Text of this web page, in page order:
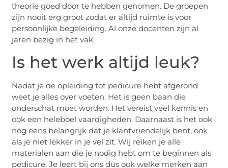
theorie goed door te hebben genomen. De groepen
zijn nooit erg groot zodat er altijd ruimte is voor
persoonlijke begeleiding. Al onze docenten zijn al
jaren bezig in het vak.
Is het werk altijd leuk?
Nadat je de opleiding tot pedicure hebt afgerond
weet je alles over voeten. Het is geen baan die
onderschat moet worden. Het vereist veel kennis en
ook een heleboel vaardigheden. Daarnaast is het ook
nog eens belangrijk dat je klantvriendelijk bent, ook
als je niet lekker in je vel zit. Wij reiken je alle
materialen aan die je nodig hebt om te beginnen als
pedicure. Je leert bij ons dus ook welke merken aan